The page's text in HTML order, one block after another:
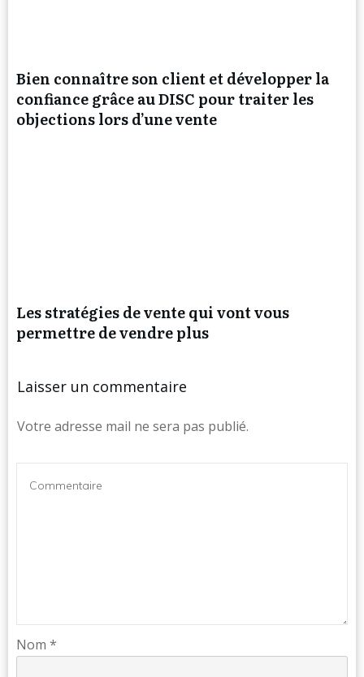
Bien connaître son client et développer la
confiance grâce au DISC pour traiter les
objections lors d’une vente
Les stratégies de vente qui vont vous
permettre de vendre plus
Laisser un commentaire
Votre adresse mail ne sera pas publié.
Nom *